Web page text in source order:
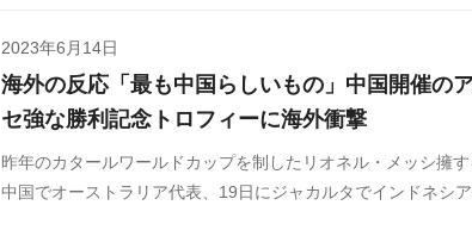
2023年6月14日
海外の反応「最も中国らしいもの」中国開催の
セ強な勝利記念トロフィーに海外衝撃
昨年のカタールワールドカップを制したリオネル・メッシ擁
中国でオーストラリア代表、19日にジャカルタでインドネシ